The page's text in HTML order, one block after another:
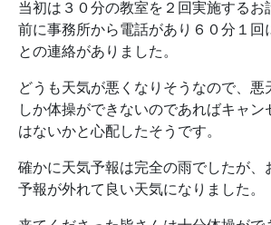
当初は３０分の教室を２回実施するお
前に事務所から電話があり６０分１回
との連絡がありました。
どうも天気が悪くなりそうなので、悪
しか体操ができないのであればキャ
はないかと心配したそうです。
確かに天気予報は完全の雨でしたが、
予報が外れて良い天気になりました。